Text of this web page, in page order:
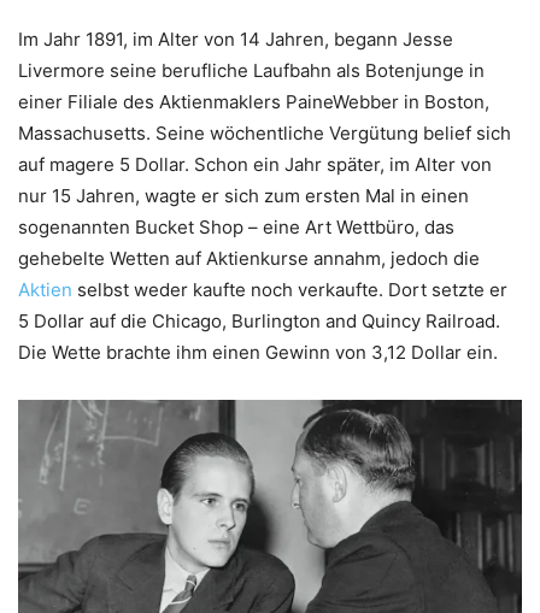
Im Jahr 1891, im Alter von 14 Jahren, begann Jesse
Livermore seine berufliche Laufbahn als Botenjunge in
einer Filiale des Aktienmaklers PaineWebber in Boston,
Massachusetts. Seine wöchentliche Vergütung belief sich
auf magere 5 Dollar. Schon ein Jahr später, im Alter von
nur 15 Jahren, wagte er sich zum ersten Mal in einen
sogenannten Bucket Shop – eine Art Wettbüro, das
gehebelte Wetten auf Aktienkurse annahm, jedoch die
Aktien selbst weder kaufte noch verkaufte. Dort setzte er
5 Dollar auf die Chicago, Burlington and Quincy Railroad.
Die Wette brachte ihm einen Gewinn von 3,12 Dollar ein.